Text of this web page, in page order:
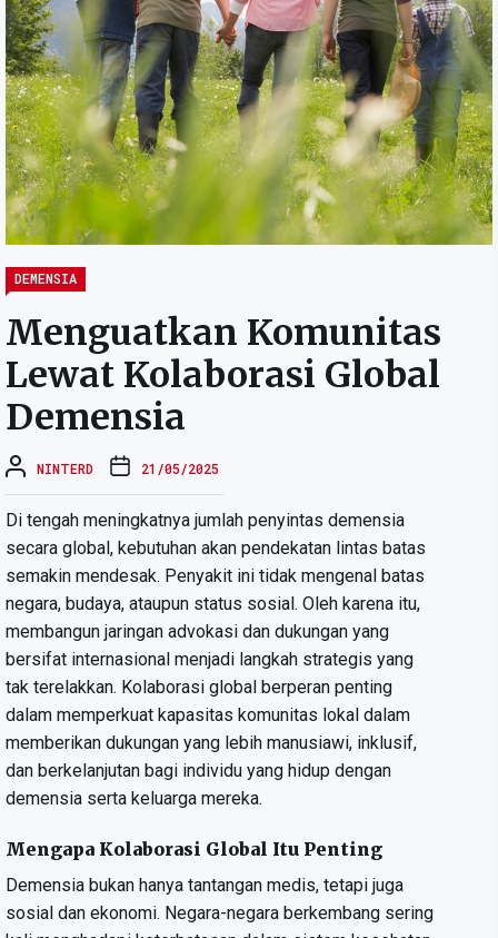
DEMENSIA
Menguatkan Komunitas
Lewat Kolaborasi Global
Demensia
NINTERD 21/05/2025
Di tengah meningkatnya jumlah penyintas demensia
secara global, kebutuhan akan pendekatan lintas batas
semakin mendesak. Penyakit ini tidak mengenal batas
negara, budaya, ataupun status sosial. Oleh karena itu,
membangun jaringan advokasi dan dukungan yang
bersifat internasional menjadi langkah strategis yang
tak terelakkan. Kolaborasi global berperan penting
dalam memperkuat kapasitas komunitas lokal dalam
memberikan dukungan yang lebih manusiawi, inklusif,
dan berkelanjutan bagi individu yang hidup dengan
demensia serta keluarga mereka.
Mengapa Kolaborasi Global Itu Penting
Demensia bukan hanya tantangan medis, tetapi juga
sosial dan ekonomi. Negara-negara berkembang sering